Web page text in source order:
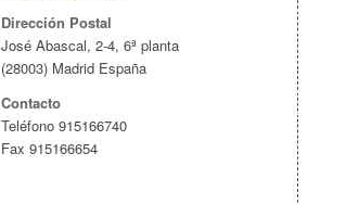
Dirección Postal
José Abascal, 2-4, 6ª planta
(28003) Madrid España
Contacto
Teléfono 915166740
Fax 915166654